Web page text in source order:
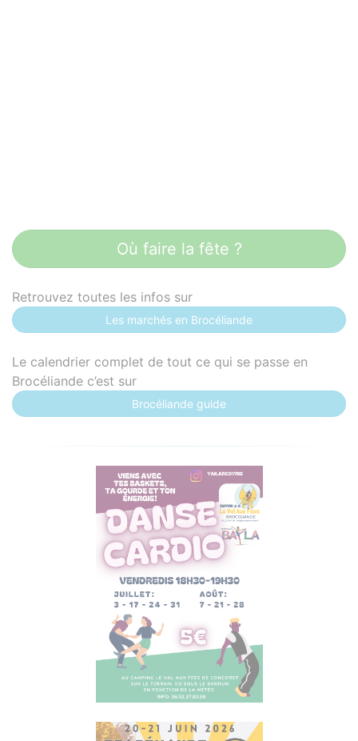
Où faire la fête ?
Retrouvez toutes les infos sur
Les marchés en Brocéliande
Le calendrier complet de tout ce qui se passe en
Brocéliande c’est sur
Brocéliande guide